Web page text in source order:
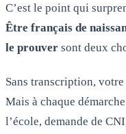
C’est le point qui
Être français de
le prouver sont deux
Sans transcription,
Mais à chaque
l’école, demande de